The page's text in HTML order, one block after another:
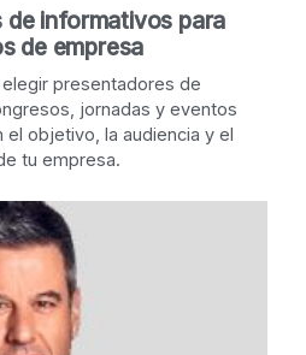
de informativos para
de empresa
presentadores de
jornadas y eventos
objetivo, la audiencia y el
tu empresa.